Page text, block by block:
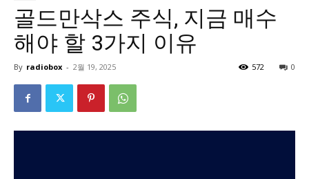
골드만삭스 주식, 지금 매수
해야 할 3가지 이유
By radiobox - 2월 19, 2025 0
572